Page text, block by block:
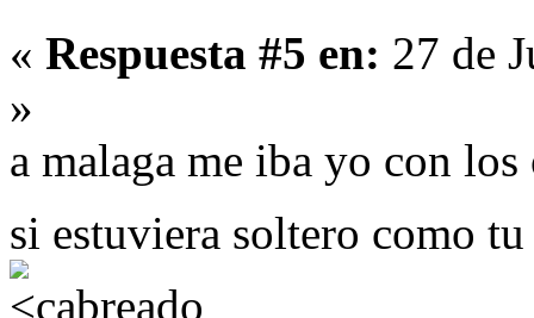
« Respuesta #5 en: 27 de
»
a malaga me iba yo con
si estuviera soltero como